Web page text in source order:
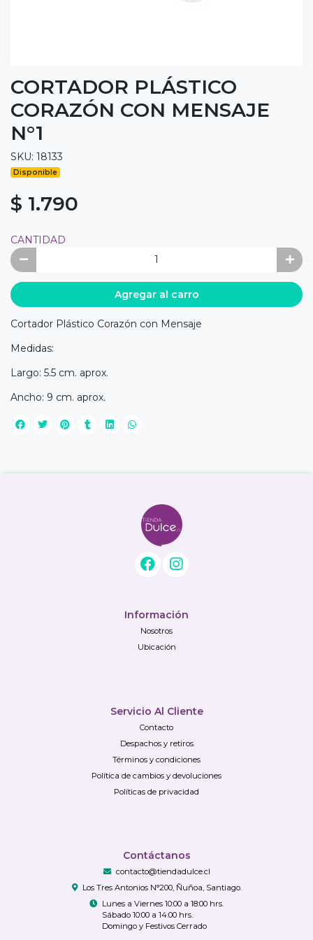
CORTADOR PLÁSTICO
CORAZÓN CON MENSAJE
N°1
SKU: 18133
Disponible
$ 1.790
CANTIDAD
Agregar al carro
Cortador Plástico Corazón con Mensaje
Medidas:
Largo: 5.5 cm. aprox.
Ancho: 9 cm. aprox.
Información
Nosotros
Ubicación
Servicio Al Cliente
Contacto
Despachos y retiros
Términos y condiciones
Política de cambios y devoluciones
Políticas de privacidad
Contáctanos
contacto@tiendadulce.cl
Los Tres Antonios N°200, Ñuñoa, Santiago.
Lunes a Viernes 10:00 a 18:00 hrs.
Sábado 10:00 a 14:00 hrs.
Domingo y Festivos Cerrado